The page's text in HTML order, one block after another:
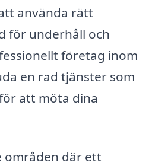
använda rätt
för underhåll och
företag inom
en rad tjänster som
att möta dina
områden där ett